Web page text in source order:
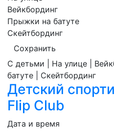
Вейкбординг
Прыжки на батуте
Скейтбординг
Сохранить
С детьми | На улице |
батуте | Скейтбординг
Детский
Flip Club
Дата и время